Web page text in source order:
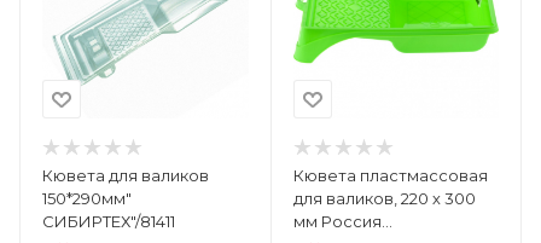
Кювета для валиков
150*290мм"
СИБИРТЕХ"/81411
Кювета пластмассовая
для валиков, 220 х 300
мм Россия